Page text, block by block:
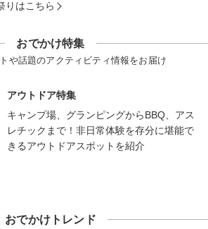
りはこちら
おでかけ特集
や話題のアクティビティ情報をお届け
アウトドア特集
キャンプ場、グランピングからBBQ、アス
レチックまで！非日常体験を存分に堪能で
きるアウトドアスポットを紹介
おでかけトレンド